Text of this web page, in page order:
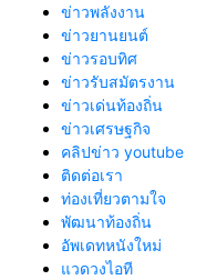
ข่าวพลังงาน
ข่าวยานยนต์
ข่าวรอบทิศ
ข่าวรับสมัตรงาน
ข่าวเด่นท้องถิ่น
ข่าวเศรษฐกิจ
คลิปข่าว youtube
ติดต่อเรา
ท่องเที่ยวตามใจ
พัฒนาท้องถิ่น
อัพเดทหนังใหม่
แวดวงไอที